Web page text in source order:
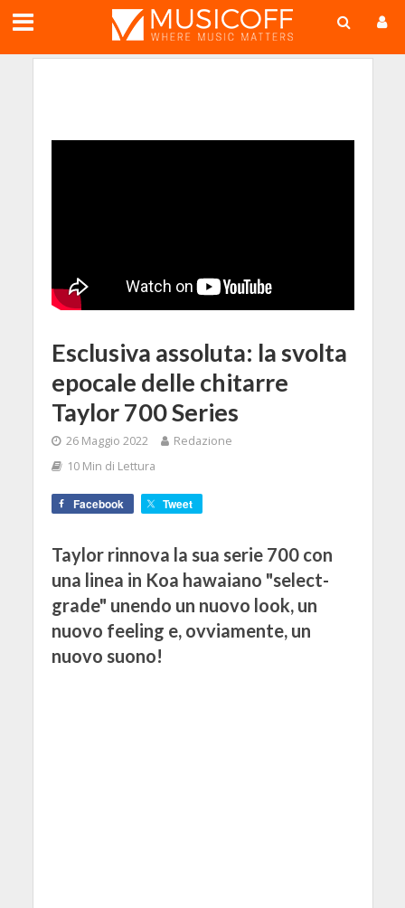
Esclusiva assoluta: la svolta
epocale delle chitarre
Taylor 700 Series
26 Maggio 2022
Redazione
10 Min di Lettura
Facebook Tweet
Taylor rinnova la sua serie 700 con
una linea in Koa hawaiano "select-
grade" unendo un nuovo look, un
nuovo feeling e, ovviamente, un
nuovo suono!